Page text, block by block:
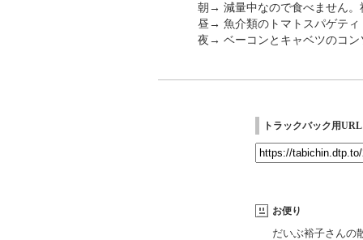
朝→ 減量中なので食べません。
昼→ 魚介類のトマトスパゲティ
夜→ ベーコンとキャベツのコン
トラックバック用URL
お便り
だいぶ裕子さんの